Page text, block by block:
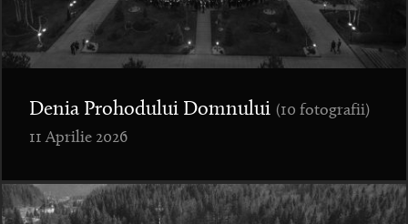
Denia Prohodului Domnului (10 fotografii)
11 Aprilie 2026